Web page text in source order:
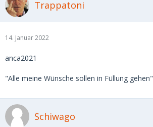
Trappatoni
14. Januar 2022
anca2021
"Alle meine Wünsche sollen in Füllung gehen"
Schiwago